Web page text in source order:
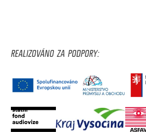
REALIZOVÁNO ZA PODPORY: